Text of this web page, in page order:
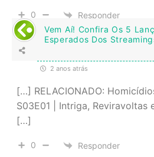
0
Responder
Vem Aí! Confira Os 5
Esperados Dos
2 anos atrás
[…] RELACIONADO:
S03E01 | Intriga, Reviravoltas
[…]
0 Responder